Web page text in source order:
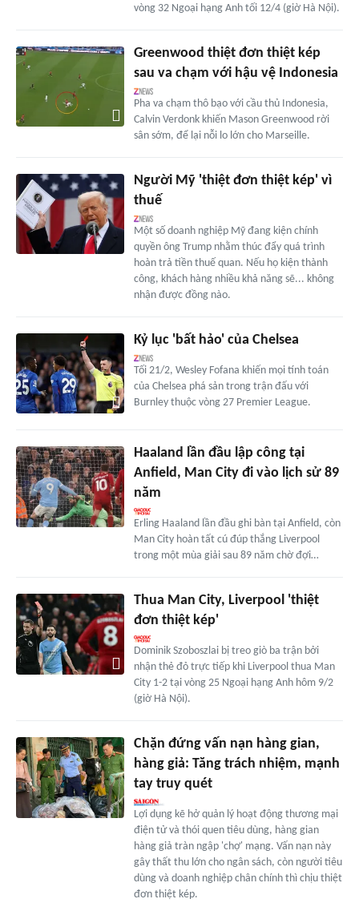
vòng 32 Ngoại hạng Anh tối 12/4 (giờ Hà Nội).
Greenwood thiệt đơn thiệt kép
sau va chạm với hậu vệ Indonesia
Pha va chạm thô bạo với cầu thủ Indonesia,
Calvin Verdonk khiến Mason Greenwood rời
sân sớm, để lại nỗi lo lớn cho Marseille.
Người Mỹ 'thiệt đơn thiệt kép' vì
thuế
Một số doanh nghiệp Mỹ đang kiện chính
quyền ông Trump nhằm thúc đẩy quá trình
hoàn trả tiền thuế quan. Nếu họ kiện thành
công, khách hàng nhiều khả năng sẽ... không
nhận được đồng nào.
Kỷ lục 'bất hảo' của Chelsea
Tối 21/2, Wesley Fofana khiến mọi tính toán
của Chelsea phá sản trong trận đấu với
Burnley thuộc vòng 27 Premier League.
Haaland lần đầu lập công tại
Anfield, Man City đi vào lịch sử 89
năm
Erling Haaland lần đầu ghi bàn tại Anfield, còn
Man City hoàn tất cú đúp thắng Liverpool
trong một mùa giải sau 89 năm chờ đợi…
Thua Man City, Liverpool 'thiệt
đơn thiệt kép'
Dominik Szoboszlai bị treo giò ba trận bởi
nhận thẻ đỏ trực tiếp khi Liverpool thua Man
City 1-2 tại vòng 25 Ngoại hạng Anh hôm 9/2
(giờ Hà Nội).
Chặn đứng vấn nạn hàng gian,
hàng giả: Tăng trách nhiệm, mạnh
tay truy quét
Lợi dụng kẽ hở quản lý hoạt động thương mại
điện tử và thói quen tiêu dùng, hàng gian
hàng giả tràn ngập 'chợ' mạng. Vấn nạn này
gây thất thu lớn cho ngân sách, còn người tiêu
dùng và doanh nghiệp chân chính thì chịu thiệt
đơn thiệt kép.